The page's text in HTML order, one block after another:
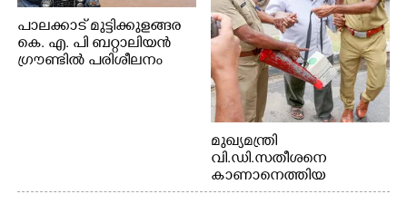
പാലക്കാട് മുട്ടിക്കുളങ്ങര
കെ. എ. പി ബറ്റാലിയൻ
ഗ്രൗണ്ടിൽ പരിശീലനം
മുഖ്യമന്ത്രി
വി.ഡി.സതീശനെ
കാണാനെത്തിയ
മോഹനൻ നായർ